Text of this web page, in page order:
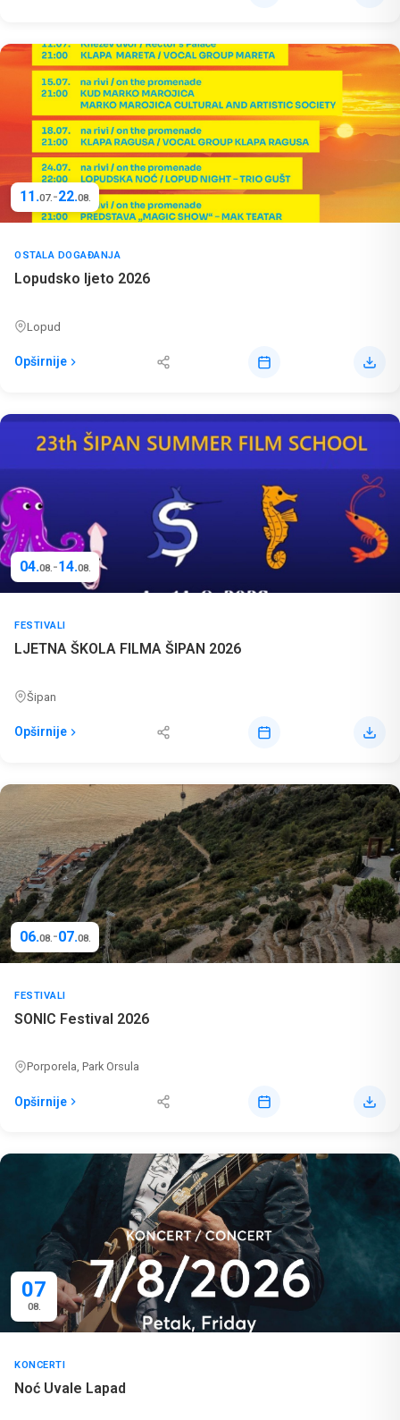
11.07.-22.08.
OSTALA DOGAĐANJA
Lopudsko ljeto 2026
Lopud
Opširnije
04.08.-14.08.
FESTIVALI
LJETNA ŠKOLA FILMA ŠIPAN 2026
Šipan
Opširnije
06.08.-07.08.
FESTIVALI
SONIC Festival 2026
Porporela, Park Orsula
Opširnije
07
08.
KONCERTI
Noć Uvale Lapad